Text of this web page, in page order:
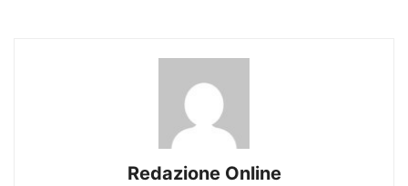
Redazione Online